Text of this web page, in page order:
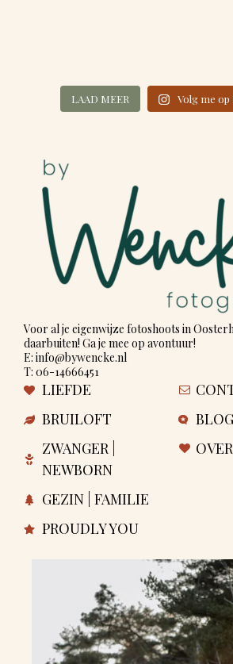
LAAD MEER Volg me
Voor al je eigenwijze fotoshoots in
daarbuiten! Ga je mee op avontuur!
E: info@bywencke.nl
T: 06-14666451
LIEFDE
BRUILOFT
ZWANGER |
NEWBORN
GEZIN | FAMILIE
PROUDLY YOU
BLOG